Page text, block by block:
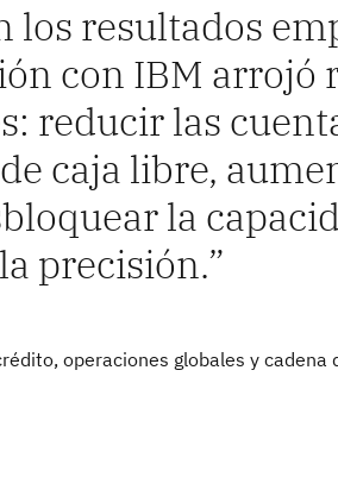
los resultados
con IBM arrojó
reducir las
caja libre,
la
precisión.
operaciones globales y cadena